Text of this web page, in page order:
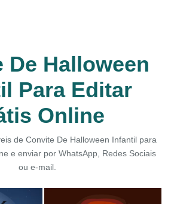
De Halloween
Para Editar
Online
de Convite De Halloween Infantil para
e enviar por WhatsApp, Redes Sociais
ou e-mail.